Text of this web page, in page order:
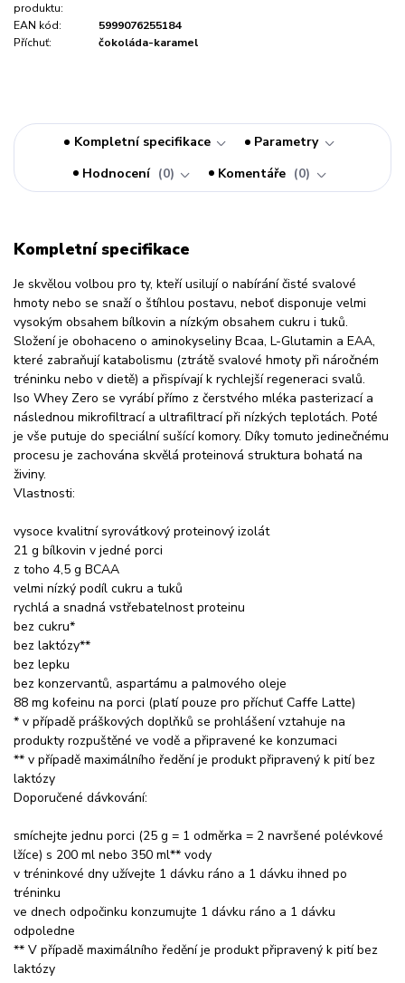
produktu:
EAN kód:
5999076255184
Příchuť:
čokoláda-karamel
Kompletní specifikace
Parametry
Hodnocení
0 Komentáře 0
Kompletní specifikace
Je skvělou volbou pro ty, kteří usilují o nabírání čisté svalové
hmoty nebo se snaží o štíhlou postavu, neboť disponuje velmi
vysokým obsahem bílkovin a nízkým obsahem cukru i tuků.
Složení je obohaceno o aminokyseliny Bcaa, L-Glutamin a EAA,
které zabraňují katabolismu (ztrátě svalové hmoty při náročném
tréninku nebo v dietě) a přispívají k rychlejší regeneraci svalů.
Iso Whey Zero se vyrábí přímo z čerstvého mléka pasterizací a
následnou mikrofiltrací a ultrafiltrací při nízkých teplotách. Poté
je vše putuje do speciální sušící komory. Díky tomuto jedinečnému
procesu je zachována skvělá proteinová struktura bohatá na
živiny.
Vlastnosti:
vysoce kvalitní syrovátkový proteinový izolát
21 g bílkovin v jedné porci
z toho 4,5 g BCAA
velmi nízký podíl cukru a tuků
rychlá a snadná vstřebatelnost proteinu
bez cukru*
bez laktózy**
bez lepku
bez konzervantů, aspartámu a palmového oleje
88 mg kofeinu na porci (platí pouze pro příchuť Caffe Latte)
* v případě práškových doplňků se prohlášení vztahuje na
produkty rozpuštěné ve vodě a připravené ke konzumaci
** v případě maximálního ředění je produkt připravený k pití bez
laktózy
Doporučené dávkování:
smíchejte jednu porci (25 g = 1 odměrka = 2 navršené polévkové
lžíce) s 200 ml nebo 350 ml** vody
v tréninkové dny užívejte 1 dávku ráno a 1 dávku ihned po
tréninku
ve dnech odpočinku konzumujte 1 dávku ráno a 1 dávku
odpoledne
** V případě maximálního ředění je produkt připravený k pití bez
laktózy